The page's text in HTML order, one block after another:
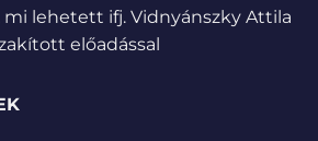
mi lehetett ifj. Vidnyánszky Attila
előadással